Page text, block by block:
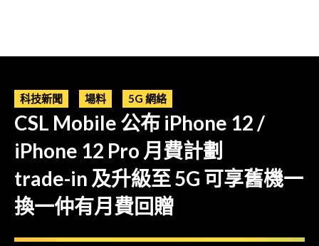
科技新聞 場料 5G 網絡
CSL Mobile 公布 iPhone 12 /
iPhone 12 Pro 月費計劃
trade-in 及升級至 5G 可享舊機一
換一仲有月費回贈